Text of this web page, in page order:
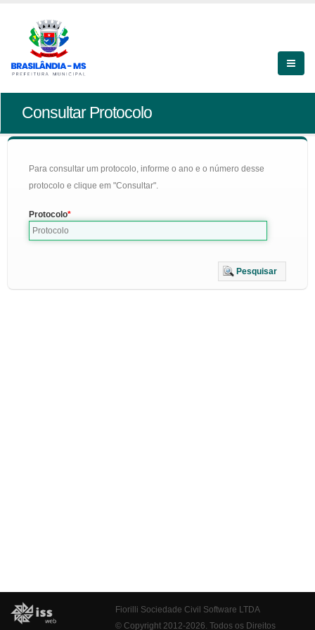
Consultar Protocolo
Para consultar um protocolo, informe o ano e o número desse
protocolo e clique em "Consultar".
Protocolo
Pesquisar
Fiorilli Sociedade Civil Software LTDA
© Copyright 2012-2026. Todos os Direitos